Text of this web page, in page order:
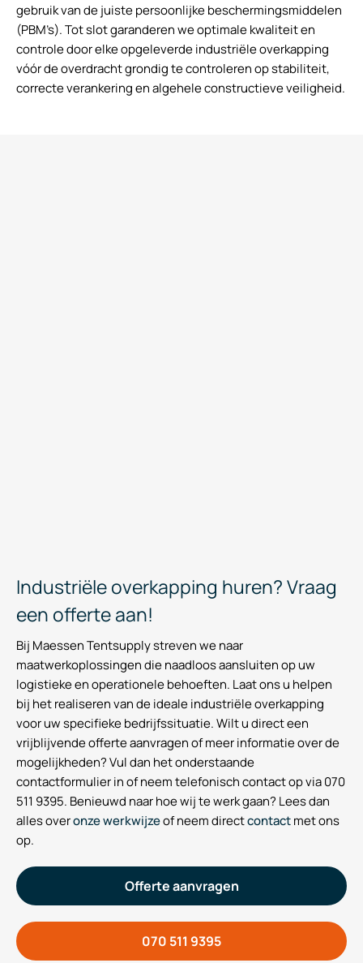
gebruik van de juiste persoonlijke beschermingsmiddelen
(PBM’s). Tot slot garanderen we optimale kwaliteit en
controle door elke opgeleverde industriële overkapping
vóór de overdracht grondig te controleren op stabiliteit,
correcte verankering en algehele constructieve veiligheid.
Industriële overkapping huren? Vraag
een offerte aan!
Bij Maessen Tentsupply streven we naar
maatwerkoplossingen die naadloos aansluiten op uw
logistieke en operationele behoeften. Laat ons u helpen
bij het realiseren van de ideale industriële overkapping
voor uw specifieke bedrijfssituatie. Wilt u direct een
vrijblijvende offerte aanvragen of meer informatie over de
mogelijkheden? Vul dan het onderstaande
contactformulier in of neem telefonisch contact op via 070
511 9395. Benieuwd naar hoe wij te werk gaan? Lees dan
alles overonze werkwijzeof neem directcontactmet ons
op.
Offerte aanvragen
070 511 9395